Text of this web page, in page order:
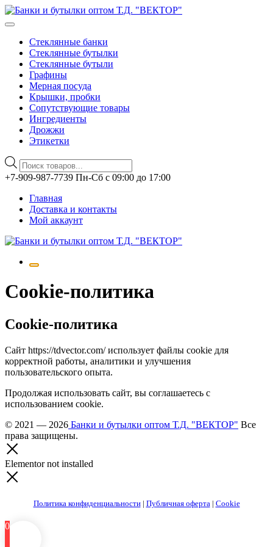
Стеклянные банки
Стеклянные бутылки
Стеклянные бутыли
Графины
Мерная посуда
Крышки, пробки
Сопутствующие товары
Ингредиенты
Дрожжи
Этикетки
Поиск
товаров
Перейти
содержимому
+7-909-987-7739 Пн-Сб с 09:00 до 17:00
Главная
Доставка и контакты
Мой аккаунт
Cookie-политика
Cookie-политика
Сайт https://tdvector.com/ использует файлы cookie для
корректной работы, аналитики и улучшения
пользовательского опыта.
Продолжая использовать сайт, вы соглашаетесь с
использованием cookie.
© 2021 — 2026 Банки и бутылки оптом Т.Д. "ВЕКТОР" Все
права защищены.
Elementor not installed
Политика конфиденциальности| Публичная оферта | Cookie
0